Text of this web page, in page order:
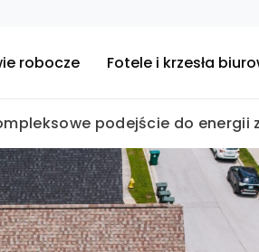
robocze Fotele i krzesła
podejście do energii